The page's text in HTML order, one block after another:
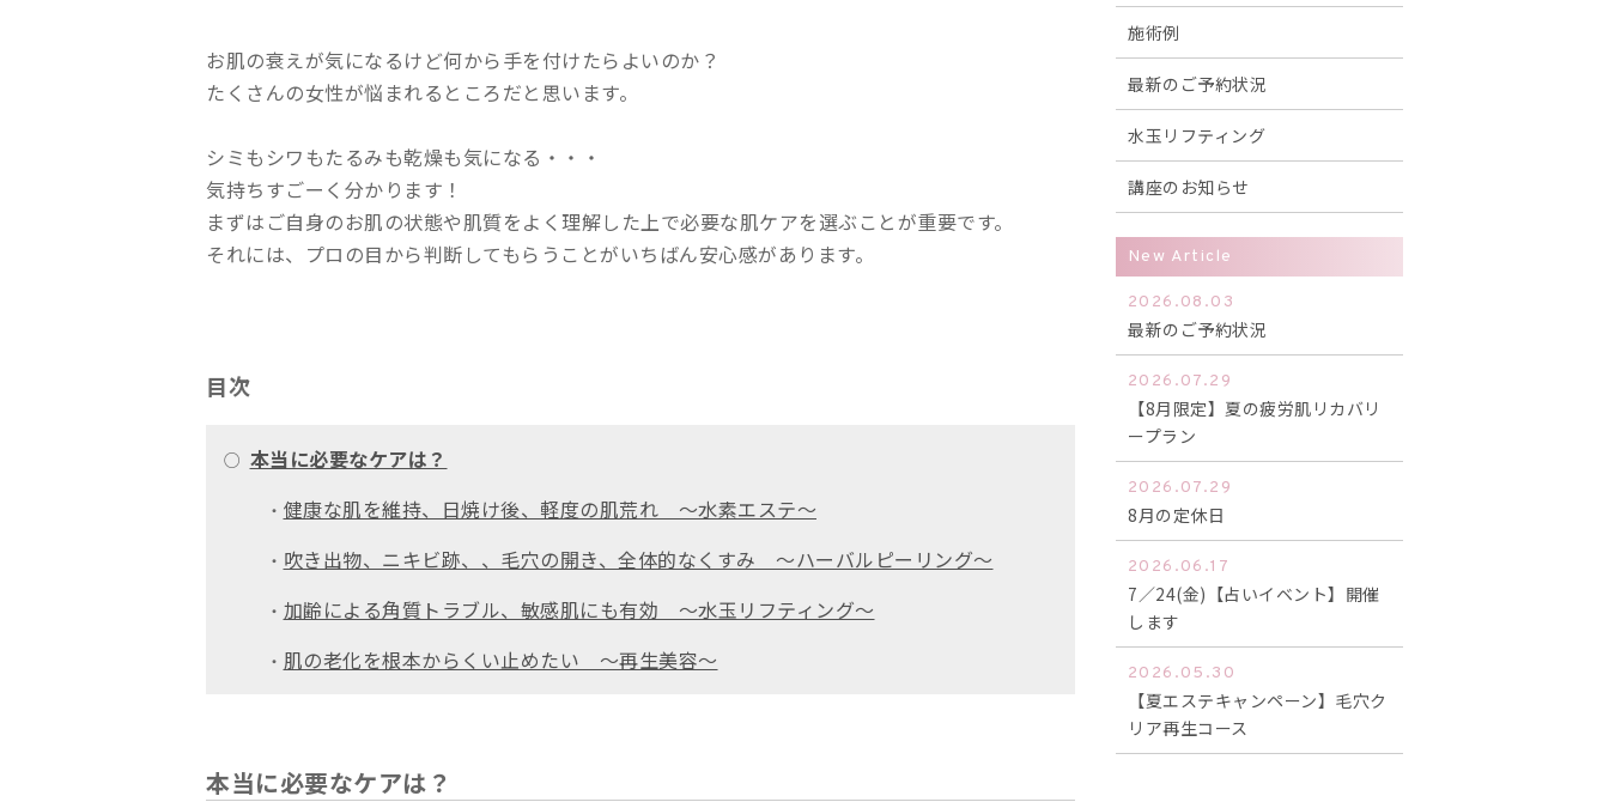
お肌の衰えが気になるけど何から手を付けたらよいのか？
たくさんの女性が悩まれるところだと思います。
シミもシワもたるみも乾燥も気になる・・・
気持ちすごーく分かります！
まずはご自身のお肌の状態や肌質をよく理解した上で必要な肌ケアを選ぶことが重要です。
それには、プロの目から判断してもらうことがいちばん安心感があります。
目次
○ 本当に必要なケアは？
・ 健康な肌を維持、日焼け後、軽度の肌荒れ ～水素エステ～
・ 吹き出物、ニキビ跡、、毛穴の開き、全体的なくすみ ～ハーバルピーリング～
・ 加齢による角質トラブル、敏感肌にも有効 ～水玉リフティング～
・ 肌の老化を根本からくい止めたい ～再生美容～
本当に必要なケアは？
施術例
最新のご予約状況
水玉リフティング
講座のお知らせ
New Article
2026.08.03
最新のご予約状況
2026.07.29
【8月限定】夏の疲労肌リカバリ
ープラン
2026.07.29
8月の定休日
2026.06.17
7／24(金)【占いイベント】開催
します
2026.05.30
【夏エステキャンペーン】毛穴ク
リア再生コース